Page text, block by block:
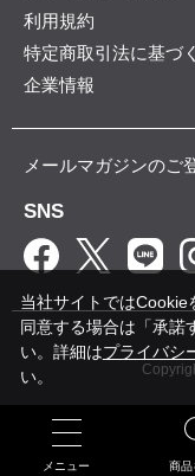
メニュー 商品
利用規約
特定商取引法に基づ
企業情報
メールマガジンのご
SNS
当社サイトではCookie
同意する場合は「承諾
い。詳細はプライバシ
い。